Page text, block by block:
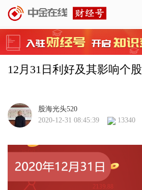
12月31日利好及其影响个股
股海光头520
2020-12-31 08:45:39
13340